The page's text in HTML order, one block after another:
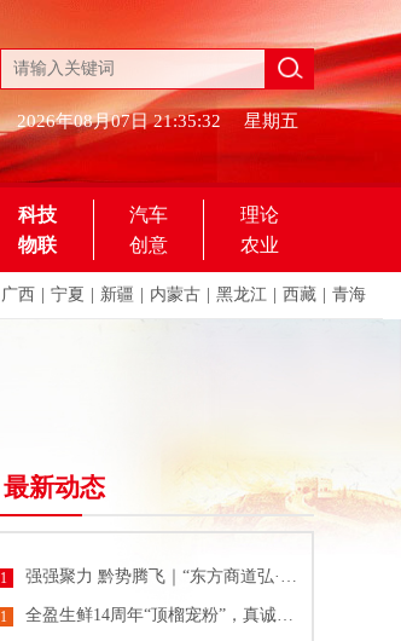
2026年08月07日 21:35:32 星期五
科技 汽车
理论
物联 创意 农业
广西 宁夏 新疆 内蒙古 黑龙江 西藏 青海
最新动态
1 强强聚力 黔势腾飞｜“东方商道弘·贵州山河行”长三角珠三角企业家贵州高质量发展产业大会圆满落幕
1 全盈生鲜14周年“顶榴宠粉”，真诚回馈全城顾客